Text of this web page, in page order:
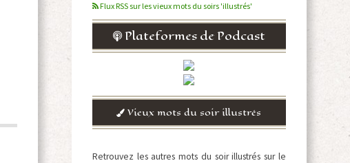
Flux RSS sur les vieux mots du soirs 'illustrés'
Plateformes de Podcast
Vieux mots du soir illustrés
Retrouvez les autres mots du soir illustrés sur le